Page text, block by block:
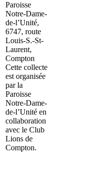
Paroisse
Notre-Dame-
de-l’Unité,
6747, route
Louis-S.-St-
Laurent,
Compton
Cette collecte
est organisée
par la
Paroisse
Notre-Dame-
de-l’Unité en
collaboration
avec le Club
Lions de
Compton.